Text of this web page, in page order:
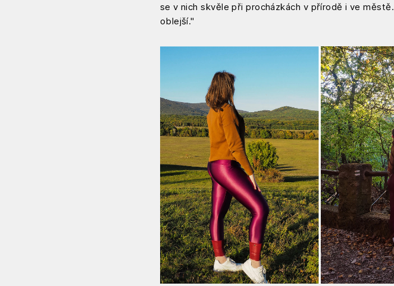
se v nich skvěle při procházkách v přírodě i ve městě.
oblejší."